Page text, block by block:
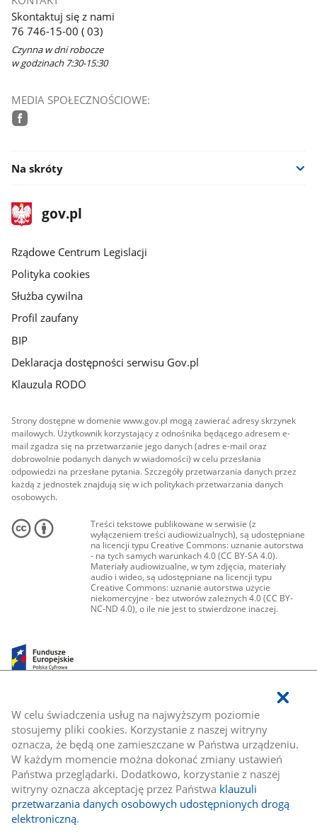
W celu świadczenia usług na najwyższym poziomie
stosujemy pliki cookies. Korzystanie z naszej witryny
oznacza, że będą one zamieszczane w Państwa urządzeniu.
W każdym momencie można dokonać zmiany ustawień
Państwa przeglądarki. Dodatkowo, korzystanie z naszej
witryny oznacza akceptację przez Państwa klauzuli
przetwarzania danych osobowych udostępnionych drogą
elektroniczną.
Skontaktuj się z nami
76 746-15-00 ( 03)
Czynna w dni robocze
w godzinach 7:30-15:30
MEDIA SPOŁECZNOŚCIOWE:
Na skróty
stopka
gov.plStrona
gov.pl
Rządowe Centrum Legislacji
Polityka cookies
Służba cywilna
Profil zaufany
BIP
Deklaracja dostępności serwisu Gov.pl
Klauzula RODO
Strony dostępne w domenie www.gov.pl mogą zawierać adresy skrzynek
mailowych. Użytkownik korzystający z odnośnika będącego adresem e-
mail zgadza się na przetwarzanie jego danych (adres e-mail oraz
dobrowolnie podanych danych w wiadomości) w celu przesłania
odpowiedzi na przesłane pytania. Szczegóły przetwarzania danych przez
każdą z jednostek znajdują się w ich politykach przetwarzania danych
osobowych.
Treści tekstowe publikowane w serwisie (z
wyłączeniem treści audiowizualnych), są udostępniane
na licencji typu Creative Commons: uznanie autorstwa
- na tych samych warunkach 4.0 (CC BY-SA 4.0).
Materiały audiowizualne, w tym zdjęcia, materiały
audio i wideo, są udostępniane na licencji typu
Creative Commons: uznanie autorstwa użycie
niekomercyjne - bez utworów zależnych 4.0 (CC BY-
NC-ND 4.0), o ile nie jest to stwierdzone inaczej.